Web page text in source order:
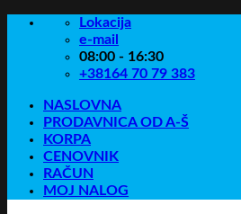
Skip
Lokacija
e-mail
08:00 - 16:30
+38164 70 79 383
NASLOVNA
PRODAVNICA OD A-Š
KORPA
CENOVNIK
RAČUN
MOJ NALOG